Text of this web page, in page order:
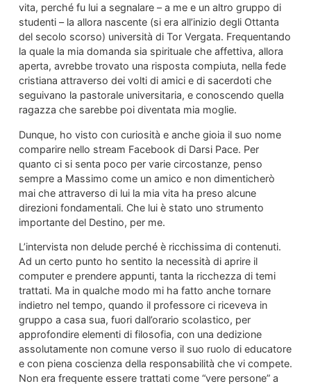
vita, perché fu lui a segnalare – a me e un altro gruppo di
studenti – la allora nascente (si era all’inizio degli Ottanta
del secolo scorso) università di Tor Vergata. Frequentando
la quale la mia domanda sia spirituale che affettiva, allora
aperta, avrebbe trovato una risposta compiuta, nella fede
cristiana attraverso dei volti di amici e di sacerdoti che
seguivano la pastorale universitaria, e conoscendo quella
ragazza che sarebbe poi diventata mia moglie.
Dunque, ho visto con curiosità e anche gioia il suo nome
comparire nello stream Facebook di Darsi Pace. Per
quanto ci si senta poco per varie circostanze, penso
sempre a Massimo come un amico e non dimenticherò
mai che attraverso di lui la mia vita ha preso alcune
direzioni fondamentali. Che lui è stato uno strumento
importante del Destino, per me.
L’intervista non delude perché è ricchissima di contenuti.
Ad un certo punto ho sentito la necessità di aprire il
computer e prendere appunti, tanta la ricchezza di temi
trattati. Ma in qualche modo mi ha fatto anche tornare
indietro nel tempo, quando il professore ci riceveva in
gruppo a casa sua, fuori dall’orario scolastico, per
approfondire elementi di filosofia, con una dedizione
assolutamente non comune verso il suo ruolo di educatore
e con piena coscienza della responsabilità che vi compete.
Non era frequente essere trattati come “vere persone” a